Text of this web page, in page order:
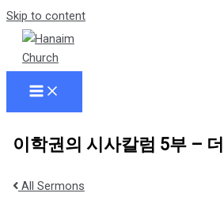
Skip to content
이학권의 시사칼럼 5부 –
All Sermons